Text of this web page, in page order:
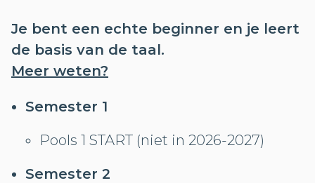
Je bent een echte beginner en je leert
de basis van de taal.
Meer weten?
Semester 1
Pools 1 START (niet in 2026-2027)
Semester 2